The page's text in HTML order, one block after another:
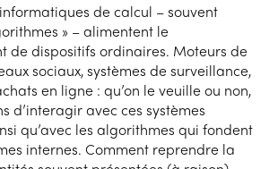
de calcul – souvent
» – alimentent le
de dispositifs ordinaires. Moteurs de
sociaux, systèmes de surveillance,
en ligne : qu’on le veuille ou non,
d’interagir avec ces systèmes
qu’avec les algorithmes qui fondent
internes. Comment reprendre la